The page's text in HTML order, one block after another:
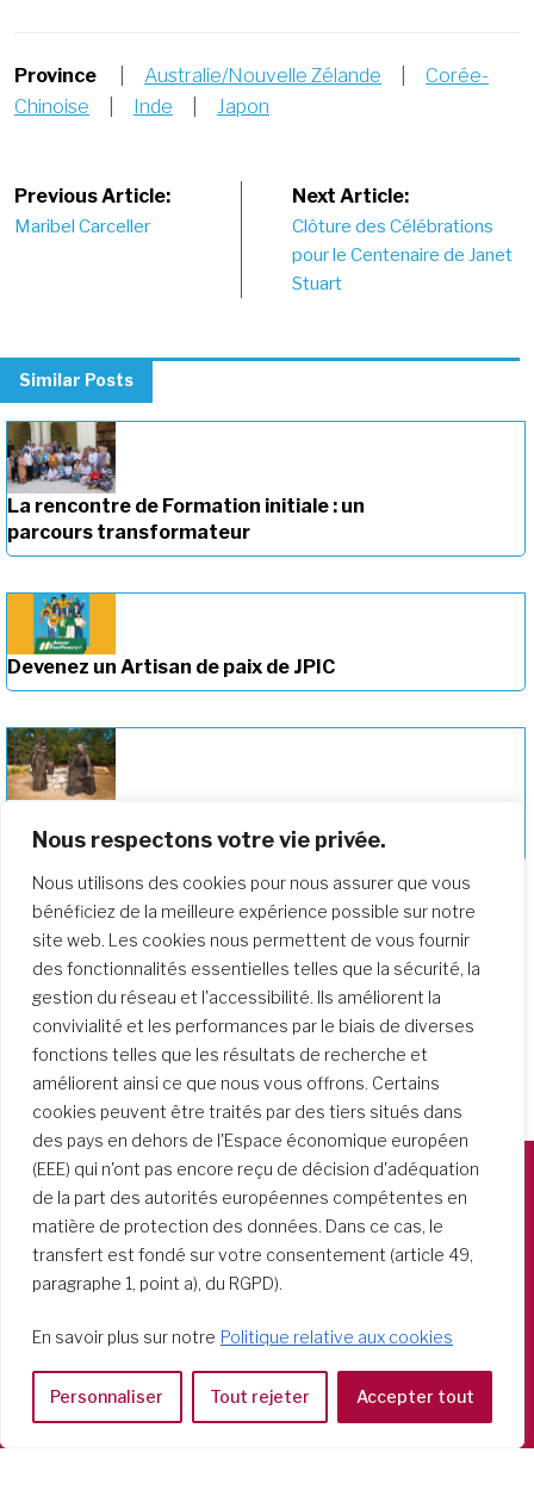
Nous respectons votre vie privée.
Nous utilisons des cookies pour nous assurer que vous
bénéficiez de la meilleure expérience possible sur notre
site web. Les cookies nous permettent de vous fournir
des fonctionnalités essentielles telles que la sécurité, la
gestion du réseau et l'accessibilité. Ils améliorent la
convivialité et les performances par le biais de diverses
fonctions telles que les résultats de recherche et
améliorent ainsi ce que nous vous offrons. Certains
cookies peuvent être traités par des tiers situés dans
des pays en dehors de l'Espace économique européen
(EEE) qui n'ont pas encore reçu de décision d'adéquation
de la part des autorités européennes compétentes en
matière de protection des données. Dans ce cas, le
transfert est fondé sur votre consentement (article 49,
paragraphe 1, point a), du RGPD).
En savoir plus sur notre Politique relative aux cookies
Personnaliser Tout rejeter Accepter tout
Province Australie/Nouvelle Zélande
Corée-
Chinoise
Inde Japon
Post
Previous Article:
Maribel Carceller
Next Article:
Clôture des Célébrations
pour le Centenaire de Janet
Stuart
Similar Posts
La rencontre de Formation initiale : un
parcours transformateur
Devenez un Artisan de paix de JPIC
formation
Società del Sacro Cuore
Casa Generalizia
Via Tarquinio Vipera, 16 - 00152 Roma